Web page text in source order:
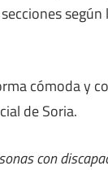
según
cómoda y
de Soria.
con